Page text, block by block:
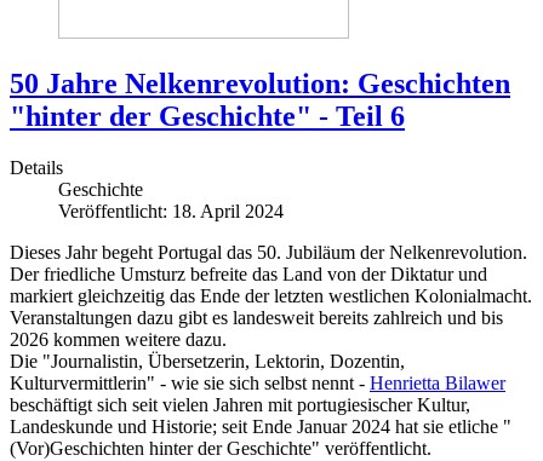
50 Jahre Nelkenrevolution: Geschichten
"hinter der Geschichte" - Teil 6
Details
Geschichte
Veröffentlicht: 18. April 2024
Dieses Jahr begeht Portugal das 50. Jubiläum der Nelkenrevolution.
Der friedliche Umsturz befreite das Land von der Diktatur und
markiert gleichzeitig das Ende der letzten westlichen Kolonialmacht.
Veranstaltungen dazu gibt es landesweit bereits zahlreich und bis
2026 kommen weitere dazu.
Die "Journalistin, Übersetzerin, Lektorin, Dozentin,
Kulturvermittlerin" - wie sie sich selbst nennt - Henrietta Bilawer
beschäftigt sich seit vielen Jahren mit portugiesischer Kultur,
Landeskunde und Historie; seit Ende Januar 2024 hat sie etliche "
(Vor)Geschichten hinter der Geschichte" veröffentlicht.